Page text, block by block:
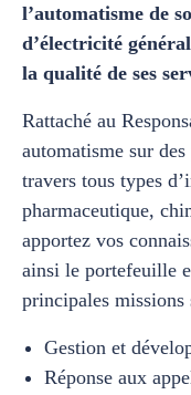
l’automatisme de
d’électricité
la qualité de ses
Rattaché au
automatisme sur
travers tous types
pharmaceutique,
apportez vos
ainsi le portefeuille
principales missions
Gestion et
Réponse aux